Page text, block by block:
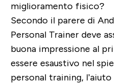
miglioramento fisico?
Secondo il parere di
Personal Trainer deve
buona impressione al
essere esaustivo nel
personal training,